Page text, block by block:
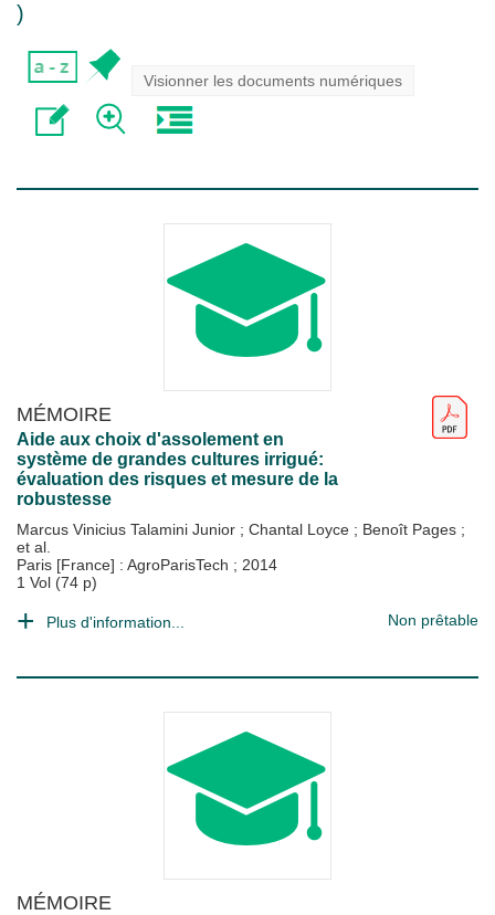
)
Visionner les documents numériques
MÉMOIRE
Aide aux choix d'assolement en
système de grandes cultures irrigué:
évaluation des risques et mesure de la
robustesse
Marcus Vinicius Talamini Junior ; Chantal Loyce ; Benoît Pages ;
et al.
Paris [France] : AgroParisTech ; 2014
1 Vol (74 p)
Plus d'information... Non prêtable
MÉMOIRE